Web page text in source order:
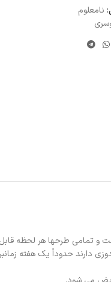
نامعلوم
و تمامی طرحها هر لحظه